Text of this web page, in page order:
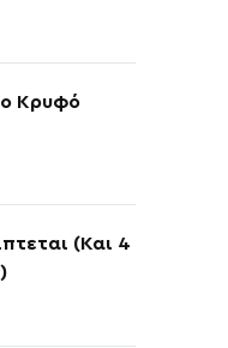
Κρυφό
(Και 4